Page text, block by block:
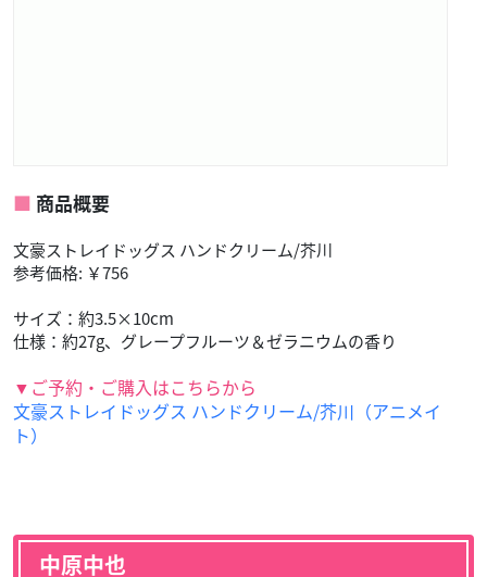
商品概要
文豪ストレイドッグス ハンドクリーム/芥川
参考価格: ￥756
サイズ：約3.5×10cm
仕様：約27g、グレープフルーツ＆ゼラニウムの香り
▼ご予約・ご購入はこちらから
文豪ストレイドッグス ハンドクリーム/芥川（アニメイ
ト）
中原中也